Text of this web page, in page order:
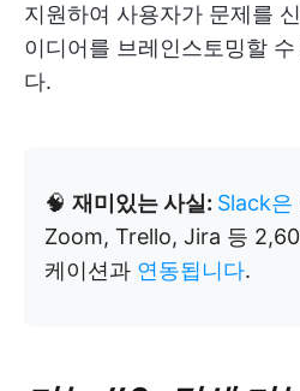
지원하여 사용자가 문제를
이디어를 브레인스토밍할
다.
🧠 재미있는 사실: Slack은
Zoom, Trello, Jira 등
케이션과 연동됩니다.